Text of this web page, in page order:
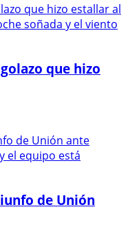
que hizo
de Unión